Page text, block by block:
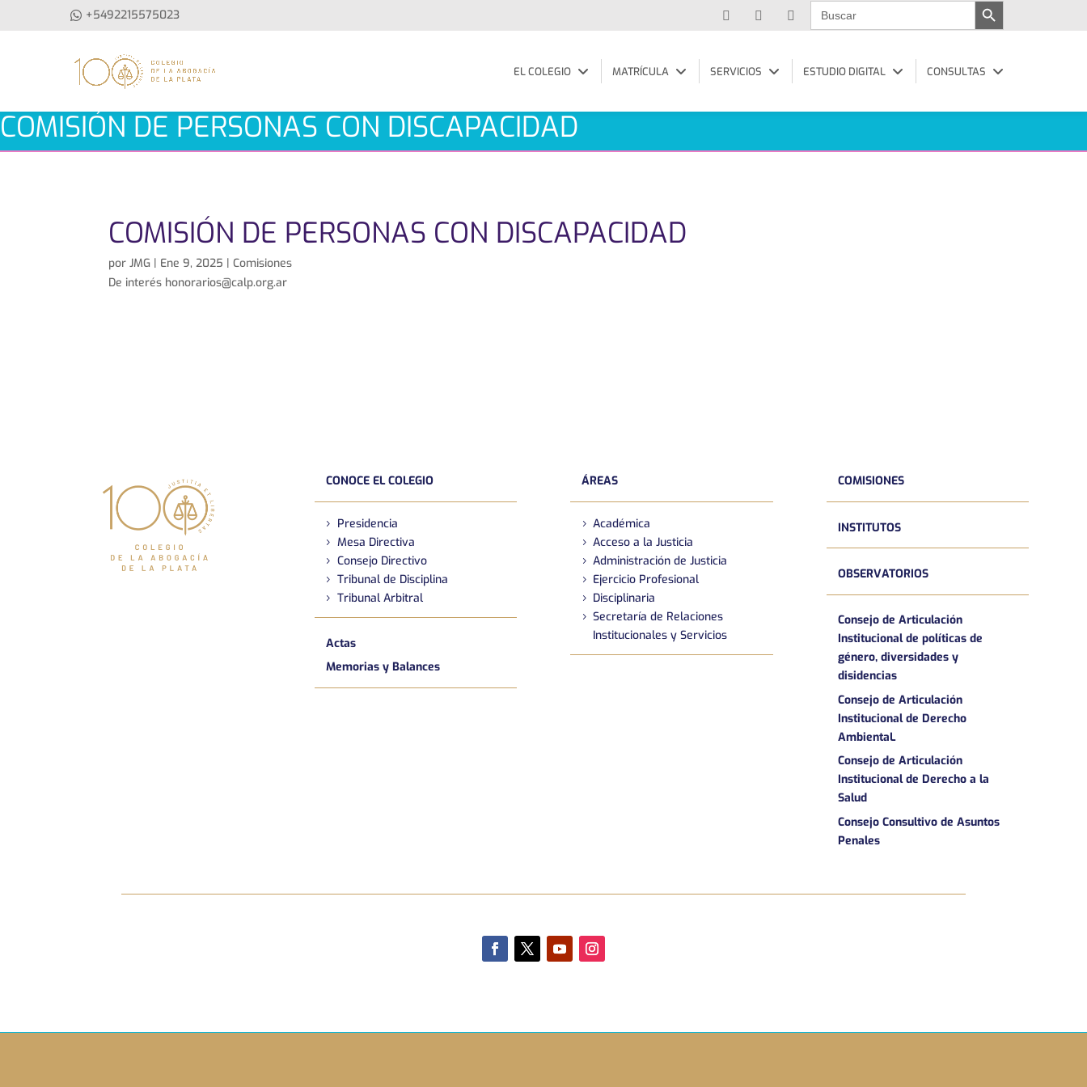
+5492215575023
Buscar:
EL COLEGIO MATRÍCULA SERVICIOS ESTUDIO DIGITAL CONSULTAS
COMISIÓN DE PERSONAS CON DISCAPACIDAD
COMISIÓN DE PERSONAS CON DISCAPACIDAD
porJMG | Ene 9, 2025 |Comisiones
De interés honorarios@calp.org.ar
CONOCE EL COLEGIO
Presidencia
Mesa Directiva
Consejo Directivo
Tribunal de Disciplina
Tribunal Arbitral
Actas
Memorias y Balances
ÁREAS
Académica
Acceso a la Justicia
Administración de Justicia
Ejercicio Profesional
Disciplinaria
Secretaría de Relaciones
Institucionales y Servicios
COMISIONES
INSTITUTOS
OBSERVATORIOS
Consejo de Articulación
Institucional de políticas de
género, diversidades y
disidencias
Consejo de Articulación
Institucional de Derecho
AmbientaL
Consejo de Articulación
Institucional de Derecho a la
Salud
Consejo Consultivo de Asuntos
Penales